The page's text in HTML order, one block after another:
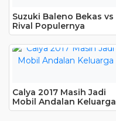
Suzuki Baleno Bekas vs
Rival Populernya
Calya 2017 Masih Jadi
Mobil Andalan Keluarga